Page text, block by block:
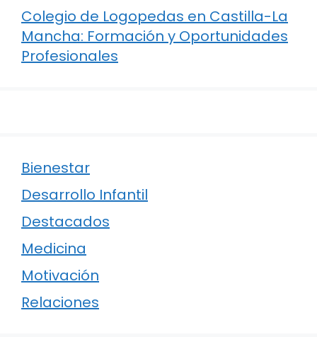
Colegio de Logopedas en Castilla-La
Mancha: Formación y Oportunidades
Profesionales
Bienestar
Desarrollo Infantil
Destacados
Medicina
Motivación
Relaciones